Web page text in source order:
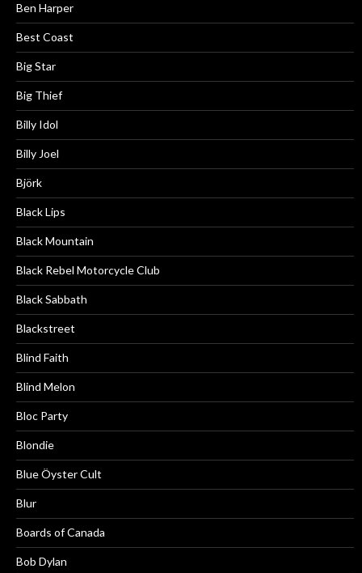
Ben Harper
Best Coast
Big Star
Big Thief
Billy Idol
Billy Joel
Björk
Black Lips
Black Mountain
Black Rebel Motorcycle Club
Black Sabbath
Blackstreet
Blind Faith
Blind Melon
Bloc Party
Blondie
Blue Öyster Cult
Blur
Boards of Canada
Bob Dylan